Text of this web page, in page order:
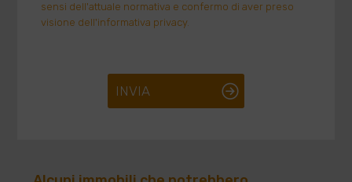
sensi dell'attuale normativa e confermo di aver preso
visione dell'informativa privacy.
INVIA